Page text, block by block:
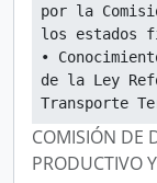
por la
los estados
•
de la Ley
Transporte
COMISIÓN DE
PRODUCTIVO